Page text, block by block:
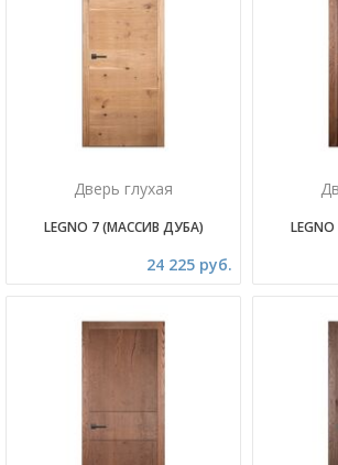
Дверь глухая
LEGNO 7 (МАССИВ ДУБА)
24 225 руб.